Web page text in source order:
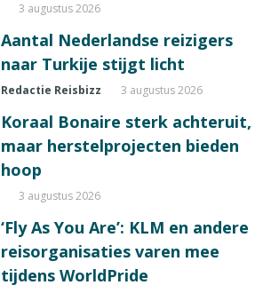
3 augustus 2026
Aantal Nederlandse reizigers
naar Turkije stijgt licht
Redactie Reisbizz 3 augustus 2026
Koraal Bonaire sterk achteruit,
maar herstelprojecten bieden
hoop
3 augustus 2026
‘Fly As You Are’: KLM en andere
reisorganisaties varen mee
tijdens WorldPride